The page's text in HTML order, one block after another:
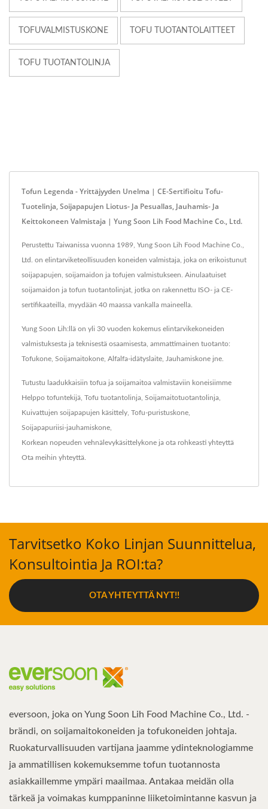
TOFUVALMISTUSKONE TOFU TUOTANTOLAITTEET
TOFU TUOTANTOLINJA
Tofun Legenda - Yrittäjyyden Unelma | CE-Sertifioitu Tofu-
Tuotelinja, Soijapapujen Liotus- Ja Pesuallas, Jauhamis- Ja
Keittokoneen Valmistaja | Yung Soon Lih Food Machine Co., Ltd.
Perustettu Taiwanissa vuonna 1989, Yung Soon Lih Food Machine Co.,
Ltd. on elintarviketeollisuuden koneiden valmistaja, joka on erikoistunut
soijapapujen, soijamaidon ja tofujen valmistukseen. Ainulaatuiset
soijamaidon ja tofun tuotantolinjat, jotka on rakennettu ISO- ja CE-
sertifikaateilla, myydään 40 maassa vankalla maineella.
Yung Soon Lih:llä on yli 30 vuoden kokemus elintarvikekoneiden
valmistuksesta ja teknisestä osaamisesta, ammattimainen tuotanto:
Tofukone, Soijamaitokone, Alfalfa-idätyslaite, Jauhamiskone jne.
Tutustu laadukkaisiin tofua ja soijamaitoa valmistaviin koneisiimme
Helppo tofuntekijä Tofu tuotantolinja Soijamaitotuotantolinja
Kuivattujen soijapapujen käsittely Tofu-puristuskone
Soijapapuriisi-jauhamiskone
Korkean nopeuden vehnälevykäsittelykone ja ota rohkeasti yhteyttä
Ota meihin yhteyttä
Tarvitsetko Koko Linjan Suunnittelua,
Konsultointia Ja ROI:ta?
OTA YHTEYTTÄ NYT!!
eversoon, joka on Yung Soon Lih Food Machine Co., Ltd. -
brändi, on soijamaitokoneiden ja tofukoneiden johtaja.
Ruokaturvallisuuden vartijana jaamme ydinteknologiamme
ja ammatillisen kokemuksemme tofun tuotannosta
asiakkaillemme ympäri maailmaa. Antakaa meidän olla
tärkeä ja voimakas kumppaninne liiketoimintanne kasvun ja